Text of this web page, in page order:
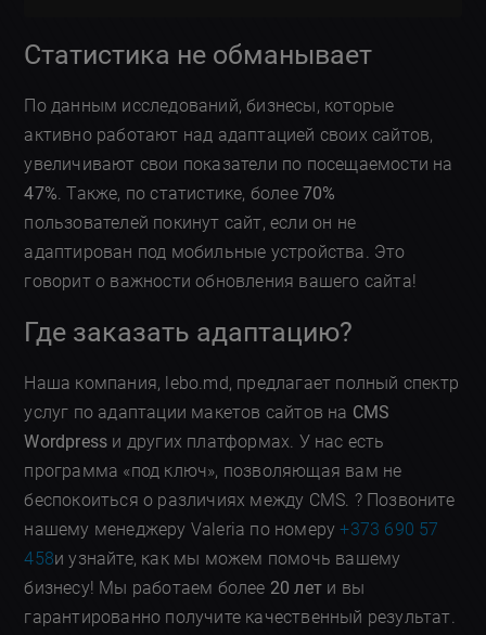
Статистика не обманывает
По данным исследований, бизнесы, которые
активно работают над адаптацией своих сайтов,
увеличивают свои показатели по посещаемости на
47% . Также, по статистике, более70%
пользователей покинут сайт, если он не
адаптирован под мобильные устройства. Это
говорит о важности обновления вашего сайта!
Где заказать адаптацию?
Наша компания, lebo.md, предлагает полный спектр
услуг по адаптации макетов сайтов на CMS
Wordpress и других платформах. У нас есть
программа «под ключ», позволяющая вам не
беспокоиться о различиях между CMS. ? Позвоните
нашему менеджеру Valeria по номеру+373 690 57
458и узнайте, как мы можем помочь вашему
бизнесу! Мы работаем более 20 лет и вы
гарантированно получите качественный результат.